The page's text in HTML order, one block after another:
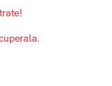
.